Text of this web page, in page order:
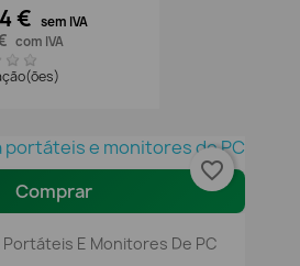
€ sem IVA
com IVA
Comprar
E Monitores De PC
favorite_border